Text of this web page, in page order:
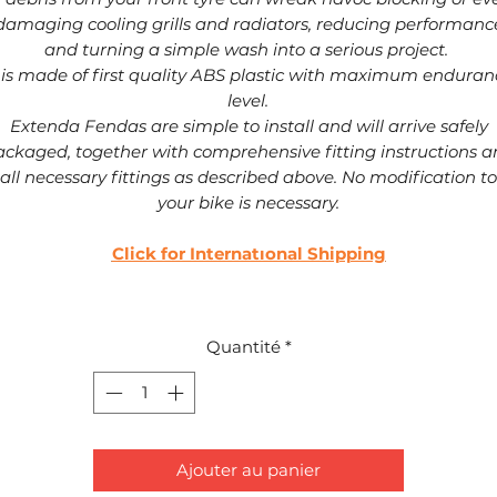
cooling grills and radiators, reducing
and turning a simple wash into a serious project.
made of first quality ABS plastic with maximum
level.
Extenda Fendas are simple to install and will arrive safely
together with comprehensive fitting instructions
all necessary fittings as described above. No modification to
your bike is necessary.
Click for Internatıonal Shipping
Quantité *
Ajouter au panier